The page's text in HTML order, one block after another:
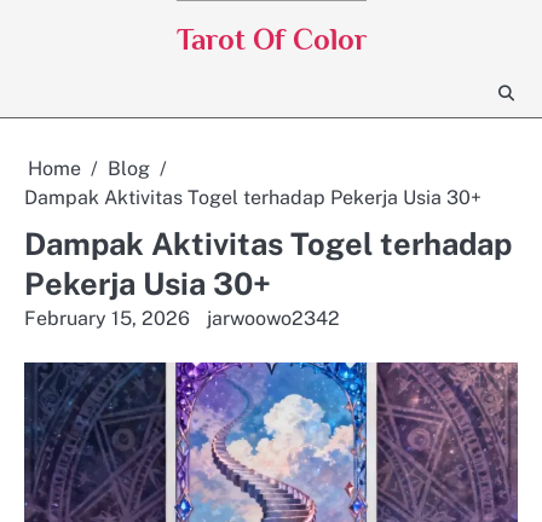
Tarot Of Color
Home
Blog
Dampak Aktivitas Togel terhadap Pekerja Usia 30+
Dampak Aktivitas Togel terhadap
Pekerja Usia 30+
February 15, 2026 jarwoowo2342